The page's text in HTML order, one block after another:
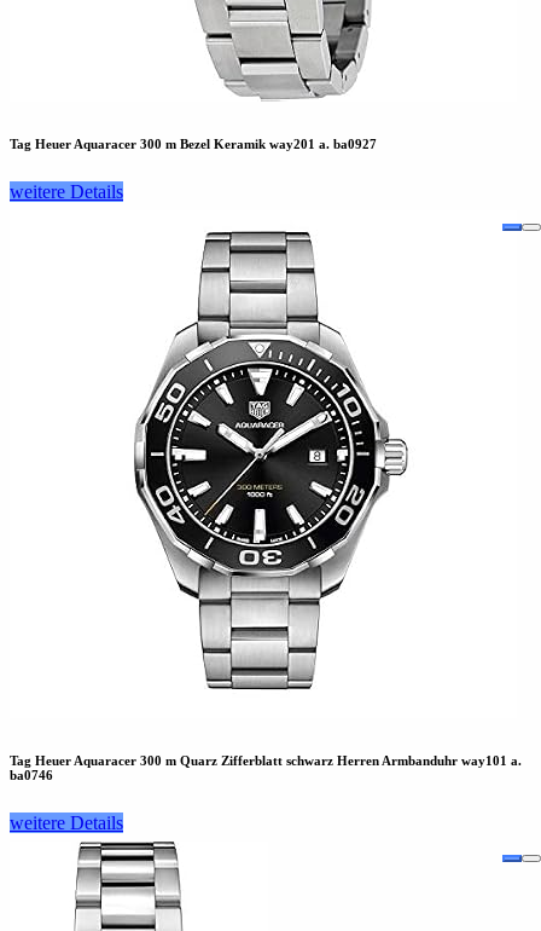
Tag Heuer Aquaracer 300 m Bezel Keramik way201 a. ba0927
weitere Details
Tag Heuer Aquaracer 300 m Quarz Zifferblatt schwarz Herren Armbanduhr way101 a.
ba0746
weitere Details